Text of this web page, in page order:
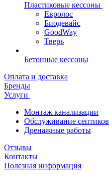
Пластиковые кессоны
Евролос
Биодевайс
GoodWay
Тверь
Бетонные кессоны
Оплата и доставка
Бренды
Услуги
Монтаж канализации
Обслуживание септиков
Дренажные работы
Отзывы
Контакты
Полезная информация